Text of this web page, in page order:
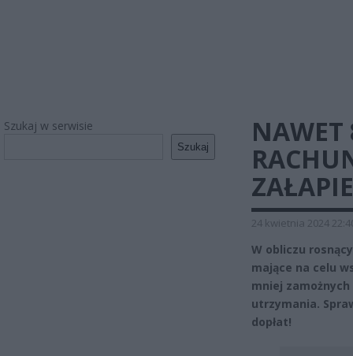
Szukaj w serwisie
Szukaj
NAWET
24 kwietnia 2024
W obliczu
mające na celu
mniej
utrzymania.
dopłat!